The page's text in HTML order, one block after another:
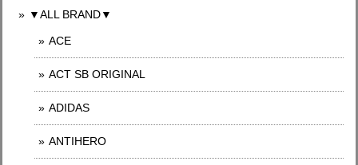
▼ALL BRAND▼
ACE
ACT SB ORIGINAL
ADIDAS
ANTIHERO